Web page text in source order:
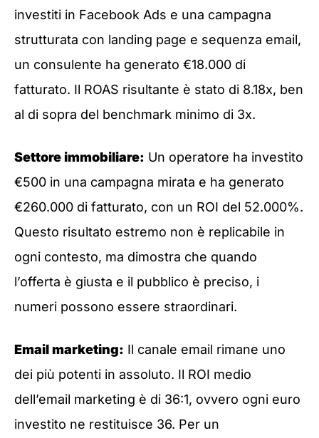
investiti in Facebook Ads e una campagna
strutturata con landing page e sequenza email,
un consulente ha generato €18.000 di
fatturato. Il ROAS risultante è stato di 8.18x, ben
al di sopra del benchmark minimo di 3x.
Settore immobiliare: Un operatore ha investito
€500 in una campagna mirata e ha generato
€260.000 di fatturato, con un ROI del 52.000%.
Questo risultato estremo non è replicabile in
ogni contesto, ma dimostra che quando
l’offerta è giusta e il pubblico è preciso, i
numeri possono essere straordinari.
Email marketing: Il canale email rimane uno
dei più potenti in assoluto. Il ROI medio
dell’email marketing è di 36:1, ovvero ogni euro
investito ne restituisce 36. Per un